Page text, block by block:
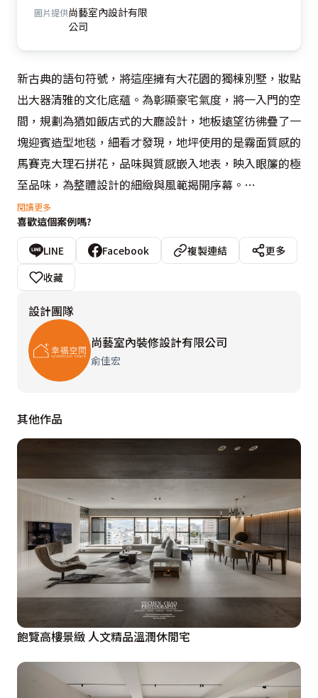
圖片提供尚藝室內設計有限
公司
新古典的語句符號，將這座擁有大花園的獨棟別墅，妝點
出大器清雅的文化底蘊。為彰顯豪宅氣度，將一入門的空
間，規劃為猶如飯店式的大廳設計，地板遠望彷彿疊了一
塊迎賓造型地毯，細看才發現，地坪使用的是霧面質感的
馬賽克大理石拼花，品味與質感嵌入地表，映入眼簾的極
至品味，為整體設計的細緻與風範揭開序幕。
  大廳的左右翼分別為接待客廳及休閒視聽空間，格狀木
製拉門為古典氛圍帶入休閒的輕鬆感，三個場域皆安排橙
色系圓型天花搭配古典吊燈設計，一直線的對稱排列，強
調整體美學。大廳兩側牆面使用霧面木化石做交錯膠釘拼
貼，營造如大石塊堆疊的視覺效果，客廳主牆使用鑿面新
米黃大理石，淡灰色牆面與白色天花深淺變化，描繪內斂
優雅的層次感；休閒區的主牆則選用鑿面觀音山石，公共
空間運用豐富的石材肌理，構築非凡氣派的氣韻，鑿面質
度，搭配優雅大方的沙發，以及藝術古董鐘、古典燈具、
藝術品等，風雅美學不言可喻。
  走進廚房，復古的淡綠色令人不由得產生溫馨舒適的親
切感，加上牆面頂端的歐式進口花磚，交融滿室鄉村情
調，餐廳與廚房的分際設計線條簡潔的拱門及羅馬柱，空
間進退層次分明。睡眠寢區同樣以新古典清新秀緻的語彙
鋪排，客房典雅高貴的佈置，釋放寧靜表情；主臥則運用
大量帘幔營造浪漫古典氣氛，房間小玄關不做一般門板，
而是安裝暗紅色，如窗簾式的帘幔，加上四柱床紗幔，柔
化空間氣質，白色烤漆的木條以菱形交錯成衣櫃裝飾，襯
閱讀更多
喜歡這個案例嗎?
LINE Facebook 複製連結
更多
收藏
設計團隊
尚藝室內裝修設計有限公司
俞佳宏
其他作品
飽覽高樓景緻 人文精品溫潤休閒宅